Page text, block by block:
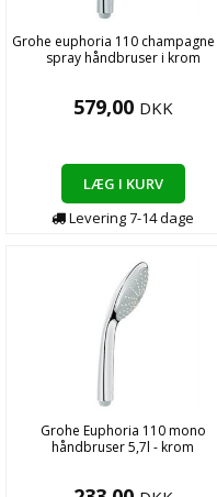
Grohe euphoria 110 champagne
spray håndbruser i krom
579,00 DKK
LÆG I KURV
Levering7-14dage
Grohe Euphoria 110 mono
håndbruser 5,7l - krom